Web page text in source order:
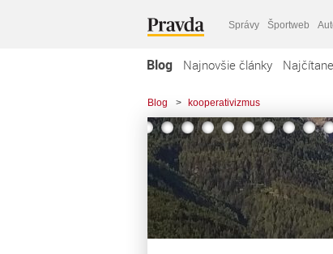
Správy Športweb
Blog Najnovšie články
Blog > kooperativizmus